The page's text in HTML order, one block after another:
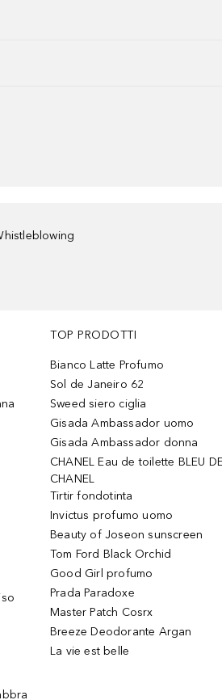
TOP PRODOTTI
Bianco Latte Profumo
Sol de Janeiro 62
Sweed siero ciglia
Gisada Ambassador uomo
Gisada Ambassador donna
CHANEL Eau de toilette BLEU
CHANEL
Tirtir fondotinta
Invictus profumo uomo
Beauty of Joseon sunscreen
Tom Ford Black Orchid
Good Girl profumo
Prada Paradoxe
Master Patch Cosrx
Breeze Deodorante Argan
La vie est belle